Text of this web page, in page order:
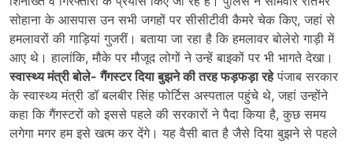
सोहाना के आसपास उन सभी जगहों पर सीसीटीवी कैमरे चेक किए, जहां से
हमलावरों की गाड़ियां गुजरीं। बताया जा रहा है कि हमलावर बोलेरो गाड़ी में
आए थे। हालांकि, मौके पर मौजूद लोगों ने उन्हें बाइकों पर भी भागते देखा।
स्वास्थ्य मंत्री बोले- गैंगस्टर दिया बुझने की तरह फड़फड़ा रहेपंजाब सरकार
के स्वास्थ्य मंत्री डॉ बलबीर सिंह फोर्टिस अस्पताल पहुंचे थे, जहां उन्होंने
कहा कि गैंगस्टरों को इससे पहले की सरकारों ने पैदा किया है, कुछ समय
लगेगा मगर हम इसे खत्म कर देंगे। यह वैसी बात है जैसे दिया बुझने से पहले